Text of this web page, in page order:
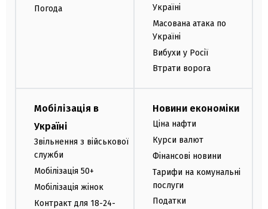
Погода
Україні
Масована атака по
Україні
Вибухи у Росії
Втрати ворога
Мобілізація в
Україні
Звільнення з військової
служби
Мобілізація 50+
Мобілізація жінок
Контракт для 18-24-
Новини економіки
Ціна нафти
Курси валют
Фінансові новини
Тарифи на комунальні
послуги
Податки